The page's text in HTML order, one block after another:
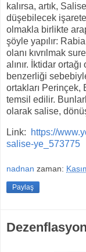
kalırsa, artık,
düşebilecek
olmakla birlikte
şöyle yapılır:
olanı kıvrılmak
alınır. İktidar
benzerliği
ortakları Perinçek,
temsil edilir.
olarak salise,
Link:
https://
salise-ye_573775
nadnan zaman:
Paylaş
Dezenflasyon